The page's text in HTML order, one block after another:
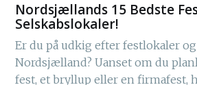
Nordsjællands 15 Bedste
Selskabslokaler!
Er du på udkig efter festlokaler
Nordsjælland? Uanset om du
fest, et bryllup eller en firmafest,